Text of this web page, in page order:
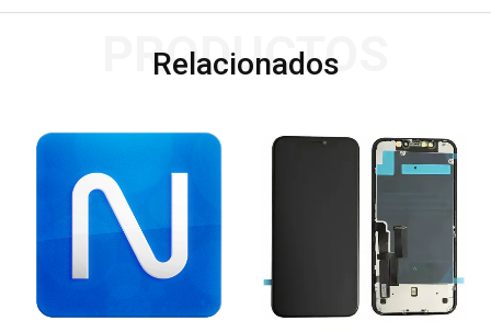
Relacionados
PRODUCTOS